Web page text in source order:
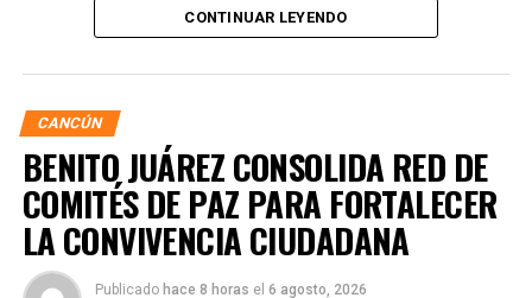
Municipal, Landy Guadalupe Canché Pantoja, supervisó
vialidades donde se colocó la nueva infraestructura.
CONTINUAR LEYENDO
CANCÚN
BENITO JUÁREZ CONSOLIDA RED DE
COMITÉS DE PAZ PARA FORTALECER
LA CONVIVENCIA CIUDADANA
Publicado hace 8 horas el 6 agosto, 2026